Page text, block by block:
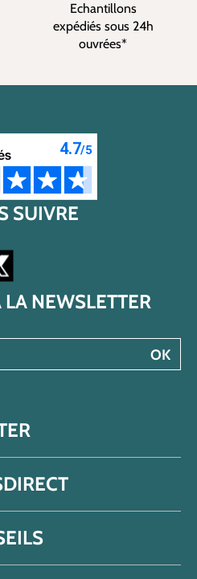
Echantillons
expédiés sous 24h
ouvrées*
SUIVRE
Instagram
page Facebook
à notre compte Pinterest
à notre compte Twitter/X
NEWSLETTER
OK